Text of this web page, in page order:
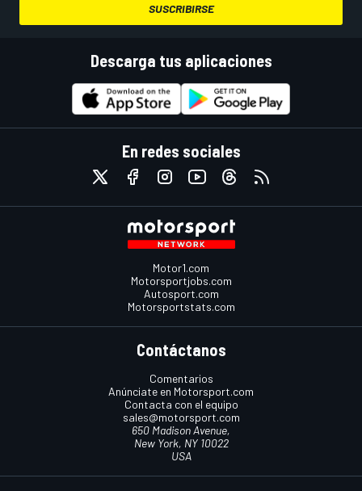
SUSCRIBIRSE
Descarga tus aplicaciones
En redes sociales
Motor1.com
Motorsportjobs.com
Autosport.com
Motorsportstats.com
Contáctanos
Comentarios
Anúnciate en Motorsport.com
Contacta con el equipo
sales@motorsport.com
650 Madison Avenue,
New York, NY 10022
USA